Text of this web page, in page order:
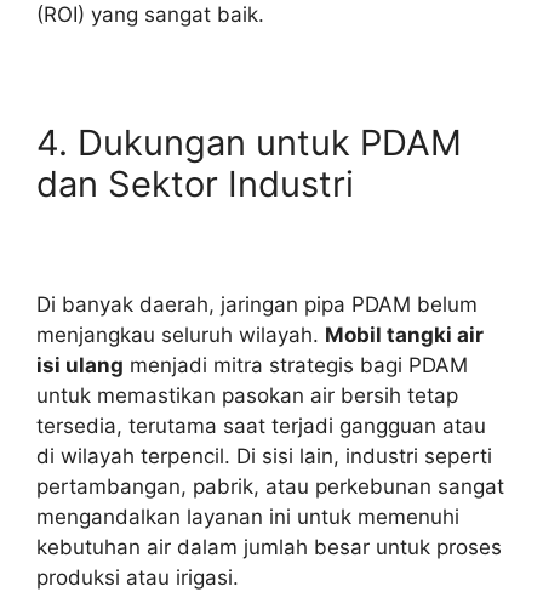
(ROI) yang sangat baik.
4. Dukungan untuk PDAM
dan Sektor Industri
Di banyak daerah, jaringan pipa PDAM belum
menjangkau seluruh wilayah. Mobil tangki air
isi ulang menjadi mitra strategis bagi PDAM
untuk memastikan pasokan air bersih tetap
tersedia, terutama saat terjadi gangguan atau
di wilayah terpencil. Di sisi lain, industri seperti
pertambangan, pabrik, atau perkebunan sangat
mengandalkan layanan ini untuk memenuhi
kebutuhan air dalam jumlah besar untuk proses
produksi atau irigasi.